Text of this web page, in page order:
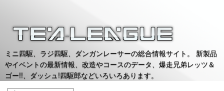
ミニ四駆、ラジ四駆、ダンガンレーサーの総合情報サイト。 新製品
やイベントの最新情報、改造やコースのデータ、爆走兄弟レッツ＆
ゴー!!、ダッシュ!四駆郎などいろいろあります。